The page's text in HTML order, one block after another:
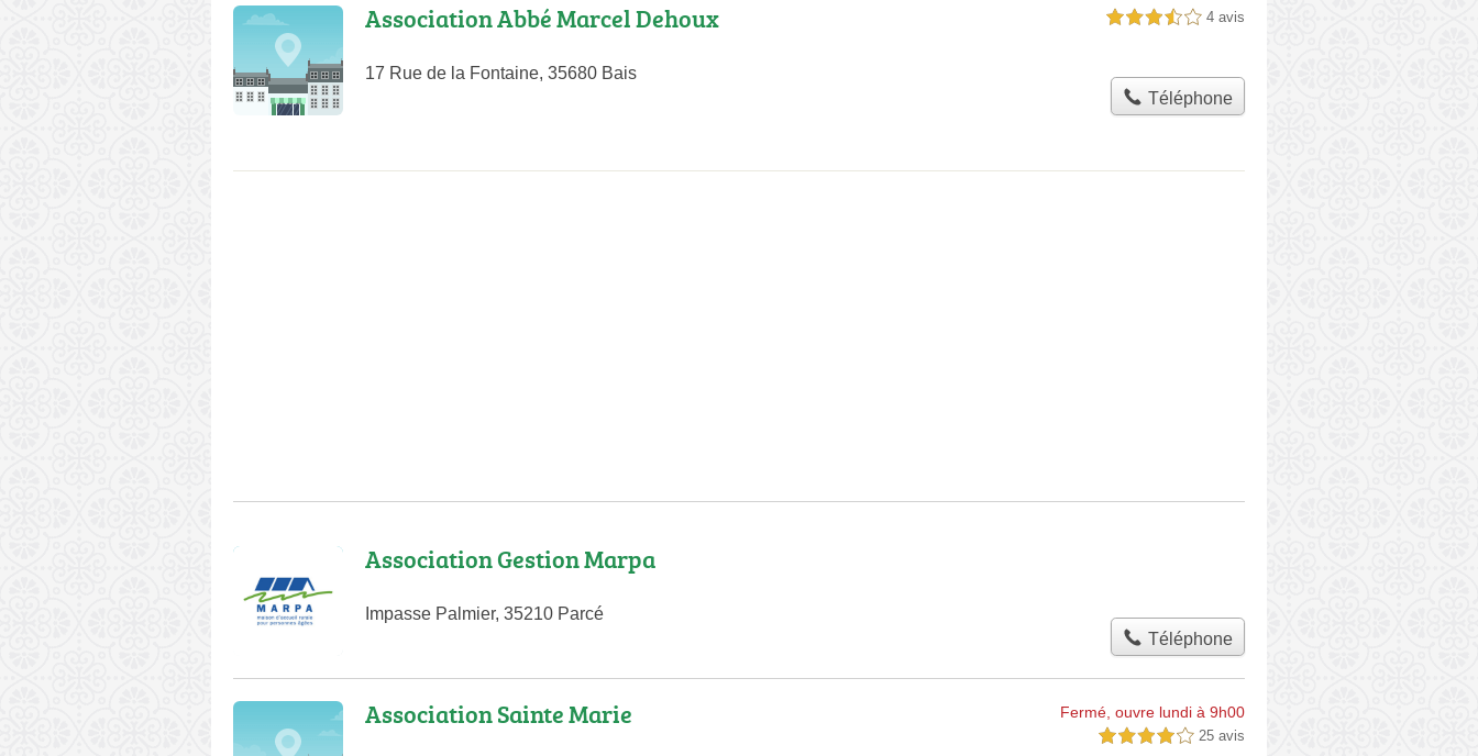
Association Abbé Marcel Dehoux
17 Rue de la Fontaine, 35680 Bais
3,5 étoiles sur 5 4 avis
Téléphone
Association Gestion Marpa
Impasse Palmier, 35210 Parcé
Téléphone
Association Sainte Marie Fermé, ouvre lundi à 9h00
4,0 étoiles sur 5 25 avis